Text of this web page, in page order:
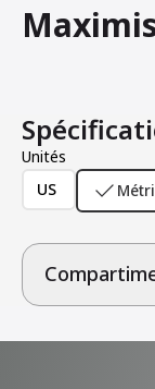
Unités
US